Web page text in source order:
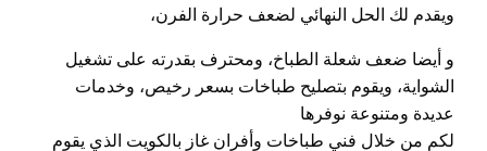
ويقدم لك الحل النهائي لضعف حرارة الفرن،
و أيضا ضعف شعلة الطباخ، ومحترف بقدرته على تشغيل
الشواية، ويقوم بتصليح طباخات بسعر رخيص، وخدمات
عديدة ومتنوعة نوفرها
لكم من خلال فني طباخات وأفران غاز بالكويت الذي يقوم